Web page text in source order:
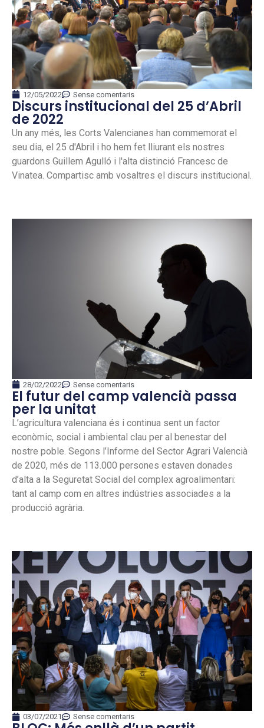
12/05/2022 Sense comentaris
Discurs institucional del 25 d’Abril
de 2022
Un any més, les Corts Valencianes han commemorat el
seu dia, el 25 d'Abril i ho hem fet lliurant els nostres
guardons Guillem Agulló i l'alta distinció Francesc de
Vinatea. Compartisc amb vosaltres el discurs institucional.
28/02/2022 Sense comentaris
El futur del camp valencià passa
per la unitat
L’agricultura valenciana és i continua sent un factor
econòmic, social i ambiental clau per al benestar del
nostre poble. Segons l’Informe del Sector Agrari Valencià
de 2020, més de 113.000 persones estaven donades
d’alta a la Seguretat Social del complex agroalimentari:
tant al camp com en altres indústries associades a la
producció agrària.
03/07/2021 Sense comentaris